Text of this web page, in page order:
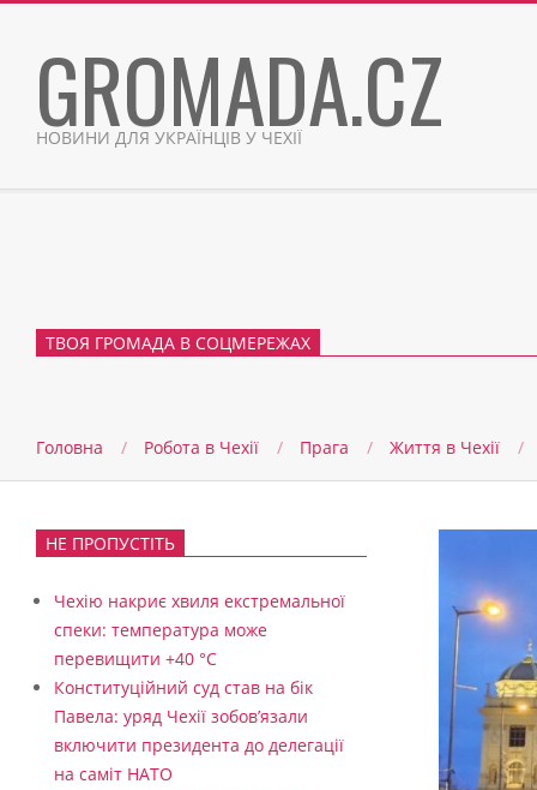
contentGROMADA.CZ
НОВИНИ ДЛЯ УКРАЇНЦІВ У ЧЕХІЇ
ТВОЯ ГРОМАДА В СОЦМЕРЕЖАХ
Головна Робота в Чехії Прага Життя в Чеxії
НЕ ПРОПУСТІТЬ
Чехію накриє хвиля екстремальної
спеки: температура може
перевищити +40 °C
Конституційний суд став на бік
Павела: уряд Чехії зобов’язали
включити президента до делегації
на саміт НАТО